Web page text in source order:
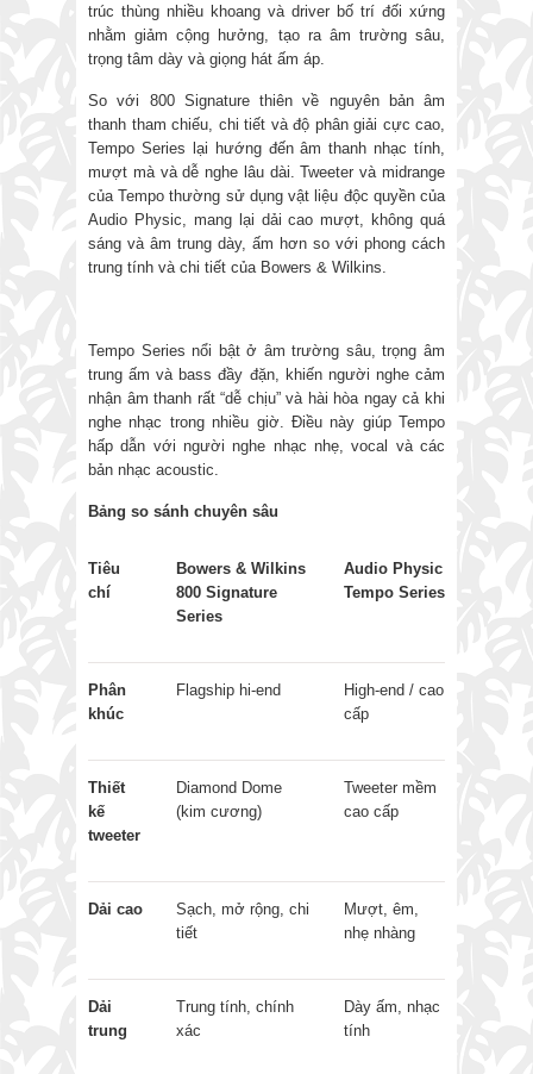
trúc thùng nhiều khoang và driver bố trí đối xứng
nhằm giảm cộng hưởng, tạo ra âm trường sâu,
trọng tâm dày và giọng hát ấm áp.
So với 800 Signature thiên về nguyên bản âm
thanh tham chiếu, chi tiết và độ phân giải cực cao,
Tempo Series lại hướng đến âm thanh nhạc tính,
mượt mà và dễ nghe lâu dài. Tweeter và midrange
của Tempo thường sử dụng vật liệu độc quyền của
Audio Physic, mang lại dải cao mượt, không quá
sáng và âm trung dày, ấm hơn so với phong cách
trung tính và chi tiết của Bowers & Wilkins.
Tempo Series nổi bật ở âm trường sâu, trọng âm
trung ấm và bass đầy đặn, khiến người nghe cảm
nhận âm thanh rất “dễ chịu” và hài hòa ngay cả khi
nghe nhạc trong nhiều giờ. Điều này giúp Tempo
hấp dẫn với người nghe nhạc nhẹ, vocal và các
bản nhạc acoustic.
Bảng so sánh chuyên sâu
Tiêu
chí
Bowers & Wilkins
800 Signature
Series
Audio Physic
Tempo Series
Phân
khúc
Flagship hi-end
High-end / cao
cấp
Thiết
kế
tweeter
Diamond Dome
(kim cương)
Tweeter mềm
cao cấp
Dải cao
Sạch, mở rộng, chi
tiết
Mượt, êm,
nhẹ nhàng
Dải
trung
Trung tính, chính
xác
Dày ấm, nhạc
tính